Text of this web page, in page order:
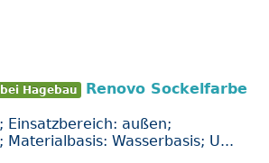
Hagebau
Renovo Sockelfarbe
Einsatzbereich: außen;
Materialbasis: Wasserbasis; U...